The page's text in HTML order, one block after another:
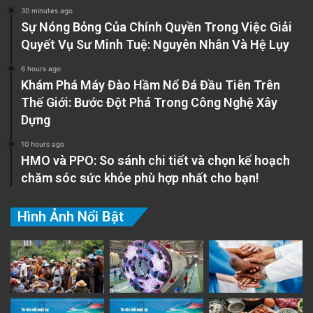
Nhận thức về bản thân là khuôn khổ mà chúng
xúc, niềm tin, kỳ vọng, mong muốn và nhu cầu
của chính mình.
30 minutes ago
Sự Nóng Bỏng Của Chính Quyền Trong Việc Giải
Quyết Vụ Sư Minh Tuệ: Nguyên Nhân Và Hệ Lụy
6 hours ago
Khám Phá Máy Đào Hầm Nổ Đá Đầu Tiên Trên
Thế Giới: Bước Đột Phá Trong Công Nghệ Xây
Dựng
10 hours ago
HMO và PPO: So sánh chi tiết và chọn kế hoạch
chăm sóc sức khỏe phù hợp nhất cho bạn!
Hình Ảnh Nổi Bật